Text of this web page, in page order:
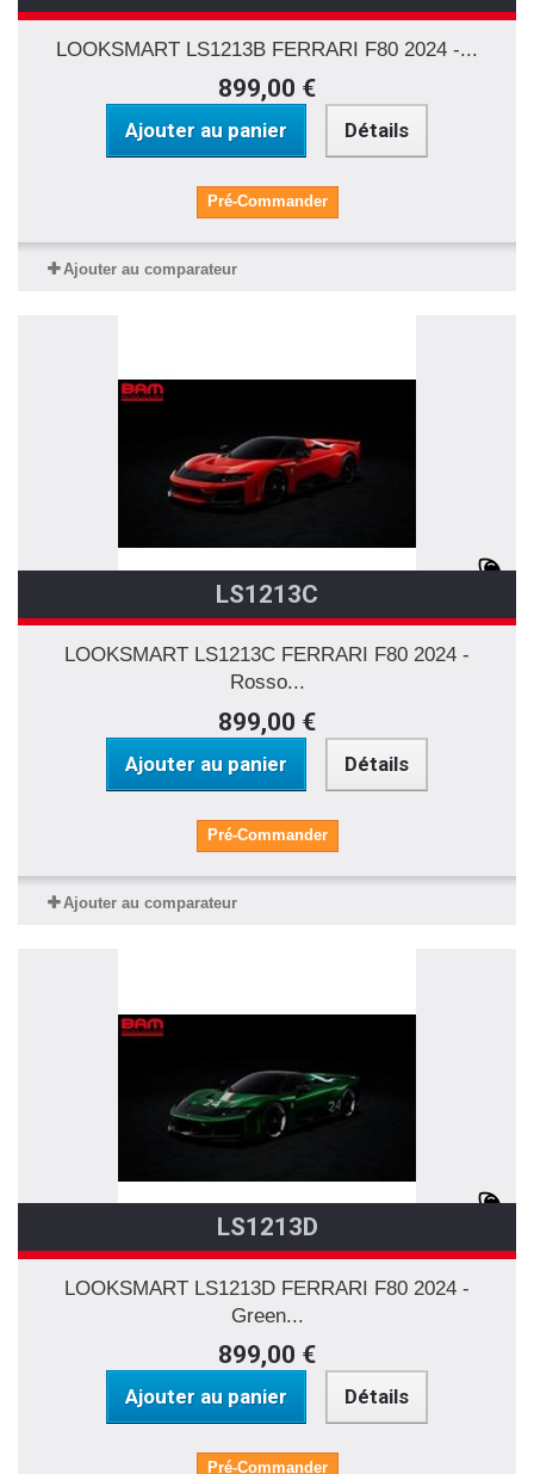
LOOKSMART LS1213B FERRARI F80 2024 -...
899,00 €
Ajouter au panier Détails
Pré-Commander
Ajouter au comparateur
LS1213C
LOOKSMART LS1213C FERRARI F80 2024 -
Rosso...
899,00 €
Ajouter au panier Détails
Pré-Commander
Ajouter au comparateur
LS1213D
LOOKSMART LS1213D FERRARI F80 2024 -
Green...
899,00 €
Ajouter au panier Détails
Pré-Commander